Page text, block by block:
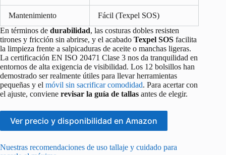
Mantenimiento
Fácil (Texpel SOS)
En términos de durabilidad, las costuras dobles resisten
tirones y fricción sin abrirse, y el acabado Texpel SOS facilita
la limpieza frente a salpicaduras de aceite o manchas ligeras.
La certificación EN ISO 20471 Clase 3 nos da tranquilidad en
entornos de alta exigencia de visibilidad. Los 12 bolsillos han
demostrado ser realmente útiles para llevar herramientas
pequeñas y el móvil sin sacrificar comodidad. Para acertar con
el ajuste, conviene revisar la guía de tallas antes de elegir.
Ver precio y disponibilidad en Amazon
Nuestras recomendaciones de uso tallaje y cuidado para